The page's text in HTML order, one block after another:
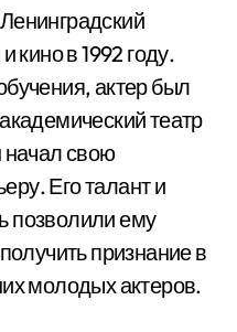
кино в 1992 году.
актер был
театр
начал свою
Его талант и
позволили ему
признание в
молодых актеров.